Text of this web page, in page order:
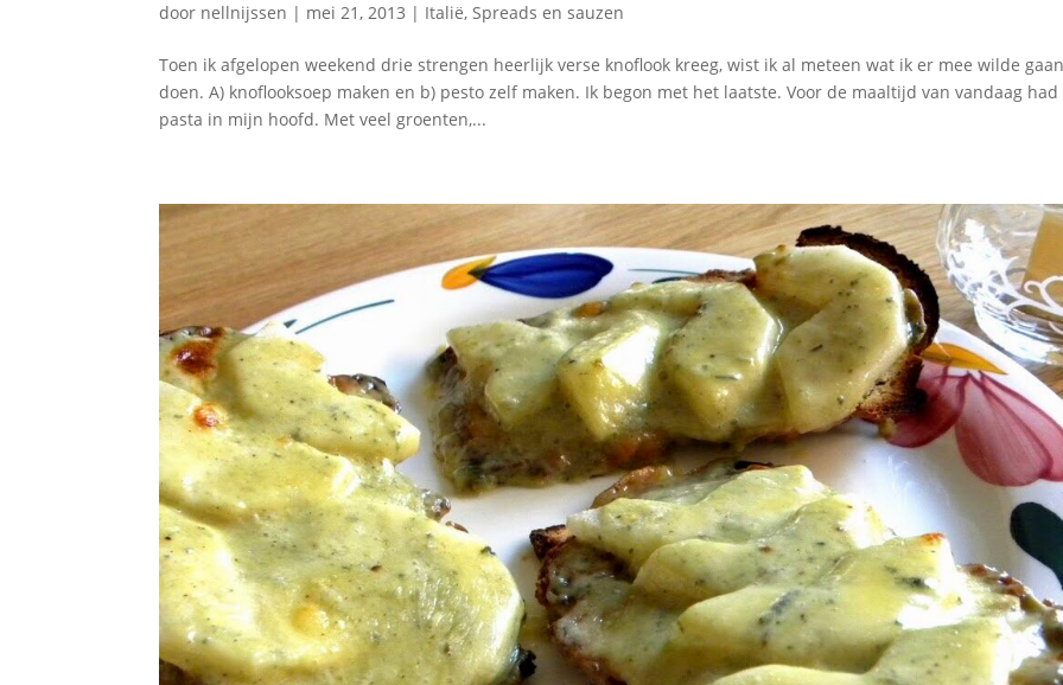
door nellnijssen | mei 21, 2013 | Italië,Spreads en sauzen
Toen ik afgelopen weekend drie strengen heerlijk verse knoflook kreeg, wist ik al meteen wat ik er mee wilde
doen. A) knoflooksoep maken en b) pesto zelf maken. Ik begon met het laatste. Voor de maaltijd van vandaag had
pasta in mijn hoofd. Met veel groenten,...